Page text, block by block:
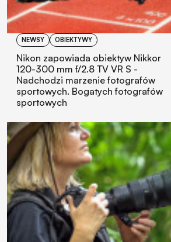
NEWSY OBIEKTYWY
Nikon zapowiada obiektyw Nikkor
120-300 mm f/2.8 TV VR S -
Nadchodzi marzenie fotografów
sportowych. Bogatych fotografów
sportowych